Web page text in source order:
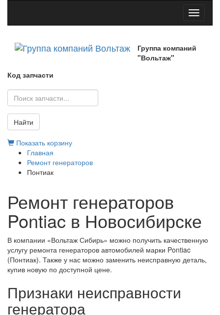
Toggle
Группа компаний
"Вольтаж"
Код запчасти
Найти
Показать корзину
Главная
Ремонт генераторов
Понтиак
Ремонт генераторов
Pontiac в Новосибирске
В компании «Вольтаж Сибирь» можно получить качественную
услугу ремонта генераторов автомобилей марки Pontiac
(Понтиак). Также у нас можно заменить неисправную деталь,
купив новую по доступной цене.
Признаки неисправности
генератора